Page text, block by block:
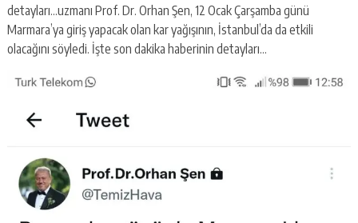
detayları…uzmanı Prof. Dr. Orhan Şen, 12 Ocak Çarşamba günü
Marmara’ya giriş yapacak olan kar yağışının, İstanbul’da da etkili
olacağını söyledi. İşte son dakika haberinin detayları…